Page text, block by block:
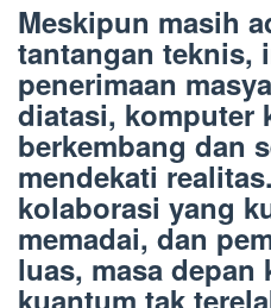
Meskipun masih
tantangan teknis,
penerimaan
diatasi, komputer
berkembang dan
mendekati
kolaborasi yang
memadai, dan
luas, masa depan